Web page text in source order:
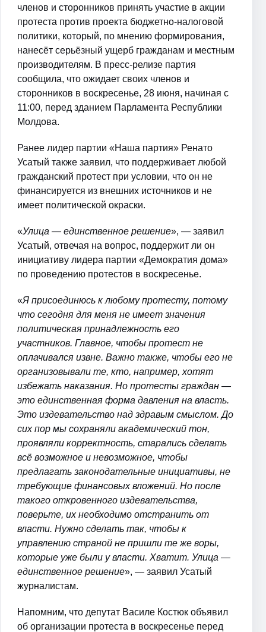
членов и сторонников принять участие в акции
протеста против проекта бюджетно-налоговой
политики, который, по мнению формирования,
нанесёт серьёзный ущерб гражданам и местным
производителям. В пресс-релизе партия
сообщила, что ожидает своих членов и
сторонников в воскресенье, 28 июня, начиная с
11:00, перед зданием Парламента Республики
Молдова.
Ранее лидер партии «Наша партия» Ренато
Усатый также заявил, что поддерживает любой
гражданский протест при условии, что он не
финансируется из внешних источников и не
имеет политической окраски.
«Улица — единственное решение», — заявил
Усатый, отвечая на вопрос, поддержит ли он
инициативу лидера партии «Демократия дома»
по проведению протестов в воскресенье.
«Я присоединюсь к любому протесту, потому
что сегодня для меня не имеет значения
политическая принадлежность его
участников. Главное, чтобы протест не
оплачивался извне. Важно также, чтобы его не
организовывали те, кто, например, хотят
избежать наказания. Но протесты граждан —
это единственная форма давления на власть.
Это издевательство над здравым смыслом. До
сих пор мы сохраняли академический тон,
проявляли корректность, старались сделать
всё возможное и невозможное, чтобы
предлагать законодательные инициативы, не
требующие финансовых вложений. Но после
такого откровенного издевательства,
поверьте, их необходимо отстранить от
власти. Нужно сделать так, чтобы к
управлению страной не пришли те же воры,
которые уже были у власти. Хватит. Улица —
единственное решение», — заявил Усатый
журналистам.
Напомним, что депутат Василе Костюк объявил
об организации протеста в воскресенье перед